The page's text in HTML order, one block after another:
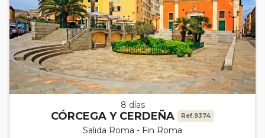
8 días
CÓRCEGA Y CERDEÑA Ref.9374
Salida Roma - Fin Roma